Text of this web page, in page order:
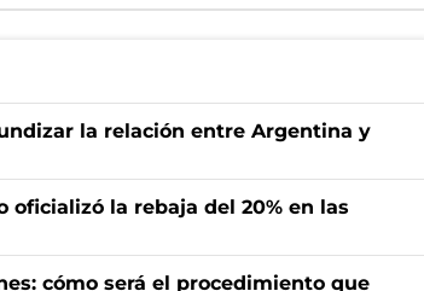
la relación entre Argentina y
oficializó la rebaja del 20% en las
cómo será el procedimiento que